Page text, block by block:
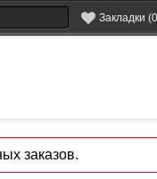
Закладки
заказов.